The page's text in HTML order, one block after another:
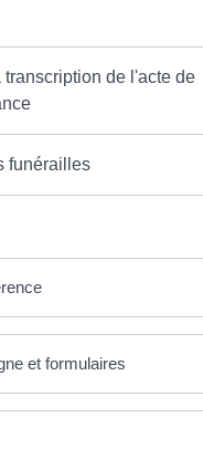
transcription de l'acte de
funérailles
et formulaires